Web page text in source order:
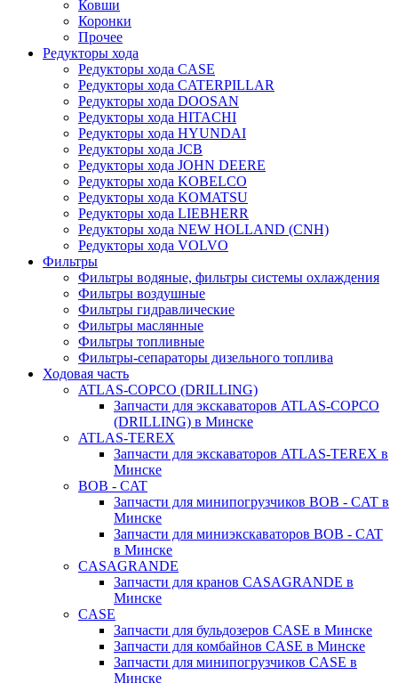
Ковши
Коронки
Прочее
Редукторы хода
Редукторы хода CASE
Редукторы хода CATERPILLAR
Редукторы хода DOOSAN
Редукторы хода HITACHI
Редукторы хода HYUNDAI
Редукторы хода JCB
Редукторы хода JOHN DEERE
Редукторы хода KOBELCO
Редукторы хода KOMATSU
Редукторы хода LIEBHERR
Редукторы хода NEW HOLLAND (CNH)
Редукторы хода VOLVO
Фильтры
Фильтры водяные, фильтры системы охлаждения
Фильтры воздушные
Фильтры гидравлические
Фильтры маслянные
Фильтры топливные
Фильтры-сепараторы дизельного топлива
Ходовая часть
ATLAS-COPCO (DRILLING)
Запчасти для экскаваторов ATLAS-COPCO
(DRILLING) в Минске
ATLAS-TEREX
Запчасти для экскаваторов ATLAS-TEREX в
Минске
BOB - CAT
Запчасти для минипогрузчиков BOB - CAT в
Минске
Запчасти для миниэкскаваторов BOB - CAT
в Минске
CASAGRANDE
Запчасти для кранов CASAGRANDE в
Минске
CASE
Запчасти для бульдозеров CASE в Минске
Запчасти для комбайнов CASE в Минске
Запчасти для минипогрузчиков CASE в
Минске